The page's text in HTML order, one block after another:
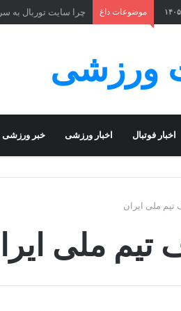
موضوعات داغ چرا سایت توربال به
ورزشی
اخبار فوتبال اخبار ورزشی خبر ورزشی
ملی ایران
تیم ملی